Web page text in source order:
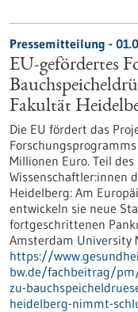
Pressemitteilung -
EU-gefördertes
Fakultät
Die EU fördert das
Millionen Euro. Teil
Wissenschaftler:innen
Heidelberg: Am
entwickeln sie neue
fortgeschrittenen
Amsterdam University
https://
bw.de/fachbeitrag/
zu-
heidelberg-nimmt-